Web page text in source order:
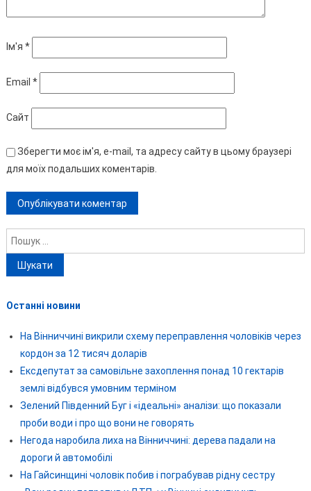
Ім'я *
Email *
Сайт
Зберегти моє ім'я, e-mail, та адресу сайту в цьому браузері
для моїх подальших коментарів.
Пошук:
Останні новини
На Вінниччині викрили схему переправлення чоловіків через
кордон за 12 тисяч доларів
Ексдепутат за самовільне захоплення понад 10 гектарів
землі відбувся умовним терміном
Зелений Південний Буг і «ідеальні» аналізи: що показали
проби води і про що вони не говорять
Негода наробила лиха на Вінниччині: дерева падали на
дороги й автомобілі
На Гайсинщині чоловік побив і пограбував рідну сестру